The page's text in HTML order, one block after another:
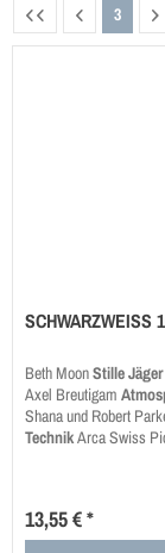
3
SCHWARZWEISS
Beth MoonStille Jäger
Axel Breutigam
Shana und Robert
TechnikArca Swiss
13,55 € *